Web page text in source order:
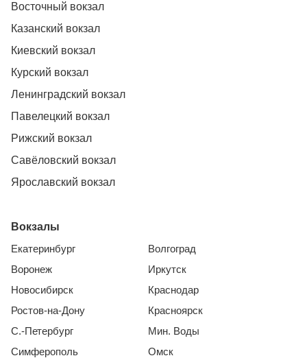
Восточный вокзал
Казанский вокзал
Киевский вокзал
Курский вокзал
Ленинградский вокзал
Павелецкий вокзал
Рижский вокзал
Савёловский вокзал
Ярославский вокзал
Вокзалы
Екатеринбург
Воронеж
Новосибирск
Ростов-на-Дону
С.-Петербург
Симферополь
Волгоград
Иркутск
Краснодар
Красноярск
Мин. Воды
Омск